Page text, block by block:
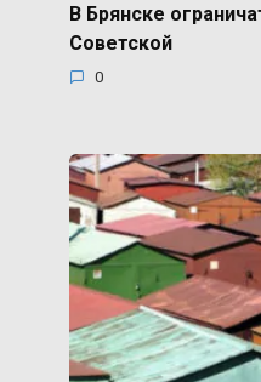
В Брянске
Советской
0